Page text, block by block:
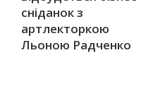
сніданок з
артлекторкою
Льоною Радченко